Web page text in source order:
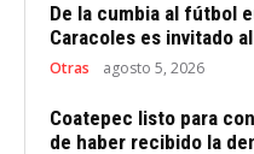
De la cumbia al fútbol
Caracoles es invitado
Otras agosto 5, 2026
Coatepec listo para
de haber recibido la